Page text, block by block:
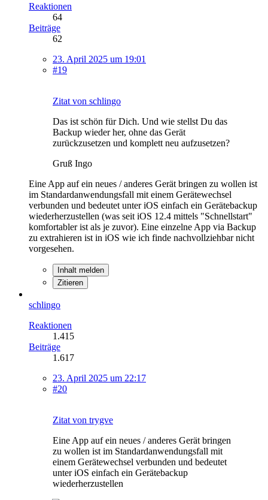
Reaktionen
64
Beiträge
62
23. April 2025 um 19:01
#19
Zitat von schlingo
Das ist schön für Dich. Und wie stellst Du das
Backup wieder her, ohne das Gerät
zurückzusetzen und komplett neu aufzusetzen?
Gruß Ingo
Eine App auf ein neues / anderes Gerät bringen zu wollen ist
im Standardanwendungsfall mit einem Gerätewechsel
verbunden und bedeutet unter iOS einfach ein Gerätebackup
wiederherzustellen (was seit iOS 12.4 mittels "Schnellstart"
komfortabler ist als je zuvor). Eine einzelne App via Backup
zu extrahieren ist in iOS wie ich finde nachvollziehbar nicht
vorgesehen.
Inhalt melden
Zitieren
schlingo
Reaktionen
1.415
Beiträge
1.617
23. April 2025 um 22:17
#20
Zitat von trygve
Eine App auf ein neues / anderes Gerät bringen
zu wollen ist im Standardanwendungsfall mit
einem Gerätewechsel verbunden und bedeutet
unter iOS einfach ein Gerätebackup
wiederherzustellen